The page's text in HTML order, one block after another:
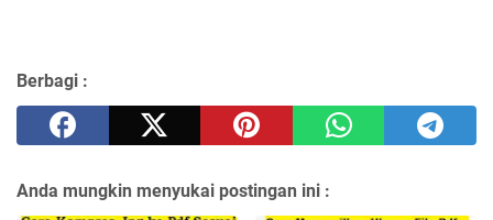
Berbagi :
Anda mungkin menyukai postingan ini :